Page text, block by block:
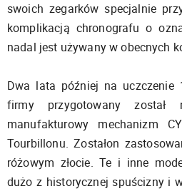
swoich zegarków specjalnie
komplikacją chronografu o
nadal jest używany w obecnych
Dwa lata później na uczczenie
firmy przygotowany został
manufakturowy mechanizm
Tourbillonu. Zostałon
różowym złocie. Te i inne
dużo z historycznej spuścizny i